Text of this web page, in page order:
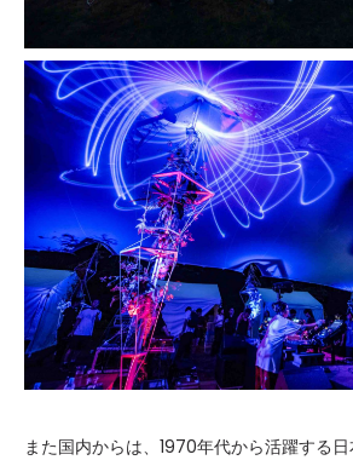
また国内からは、1970年代から活躍する